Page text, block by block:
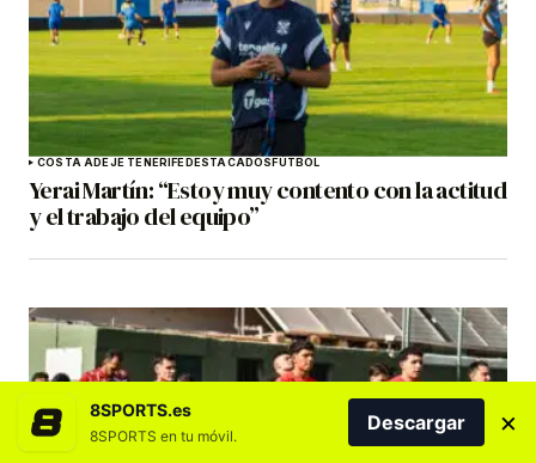
COSTA ADEJE TENERIFEDESTACADOSFÚTBOL
Yerai Martín: “Estoy muy contento con la actitud
y el trabajo del equipo”
8SPORTS.es
8SPORTS en tu móvil.
Descargar ×